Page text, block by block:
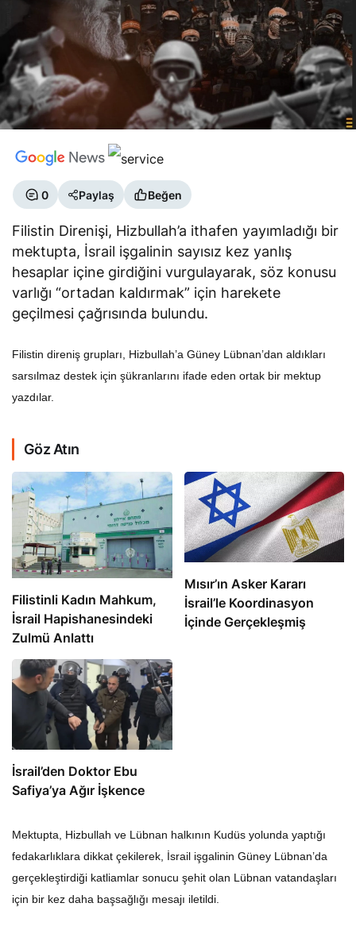
0 Paylaş Beğen
Filistin Direnişi, Hizbullah’a ithafen yayımladığı bir
mektupta, İsrail işgalinin sayısız kez yanlış
hesaplar içine girdiğini vurgulayarak, söz konusu
varlığı “ortadan kaldırmak” için harekete
geçilmesi çağrısında bulundu.
Filistin direniş grupları, Hizbullah’a Güney Lübnan’dan aldıkları
sarsılmaz destek için şükranlarını ifade eden ortak bir mektup
yazdılar.
Göz Atın
Filistinli Kadın Mahkum,
İsrail Hapishanesindeki
Zulmü Anlattı
Mısır’ın Asker Kararı
İsrail’le Koordinasyon
İçinde Gerçekleşmiş
İsrail’den Doktor Ebu
Safiya’ya Ağır İşkence
Mektupta, Hizbullah ve Lübnan halkının Kudüs yolunda yaptığı
fedakarlıklara dikkat çekilerek, İsrail işgalinin Güney Lübnan’da
gerçekleştirdiği katliamlar sonucu şehit olan Lübnan vatandaşları
için bir kez daha başsağlığı mesajı iletildi.